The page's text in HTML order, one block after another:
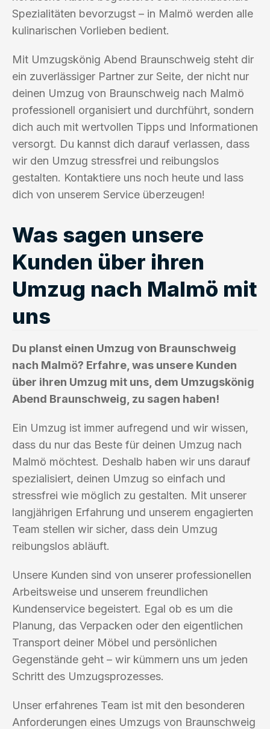
Spezialitäten bevorzugst – in Malmö werden alle
kulinarischen Vorlieben bedient.
Mit Umzugskönig Abend Braunschweig steht dir
ein zuverlässiger Partner zur Seite, der nicht nur
deinen Umzug von Braunschweig nach Malmö
professionell organisiert und durchführt, sondern
dich auch mit wertvollen Tipps und Informationen
versorgt. Du kannst dich darauf verlassen, dass
wir den Umzug stressfrei und reibungslos
gestalten. Kontaktiere uns noch heute und lass
dich von unserem Service überzeugen!
Was sagen unsere
Kunden über ihren
Umzug nach Malmö mit
uns
Du planst einen Umzug von Braunschweig
nach Malmö? Erfahre, was unsere Kunden
über ihren Umzug mit uns, dem Umzugskönig
Abend Braunschweig, zu sagen haben!
Ein Umzug ist immer aufregend und wir wissen,
dass du nur das Beste für deinen Umzug nach
Malmö möchtest. Deshalb haben wir uns darauf
spezialisiert, deinen Umzug so einfach und
stressfrei wie möglich zu gestalten. Mit unserer
langjährigen Erfahrung und unserem engagierten
Team stellen wir sicher, dass dein Umzug
reibungslos abläuft.
Unsere Kunden sind von unserer professionellen
Arbeitsweise und unserem freundlichen
Kundenservice begeistert. Egal ob es um die
Planung, das Verpacken oder den eigentlichen
Transport deiner Möbel und persönlichen
Gegenstände geht – wir kümmern uns um jeden
Schritt des Umzugsprozesses.
Unser erfahrenes Team ist mit den besonderen
Anforderungen eines Umzugs von Braunschweig